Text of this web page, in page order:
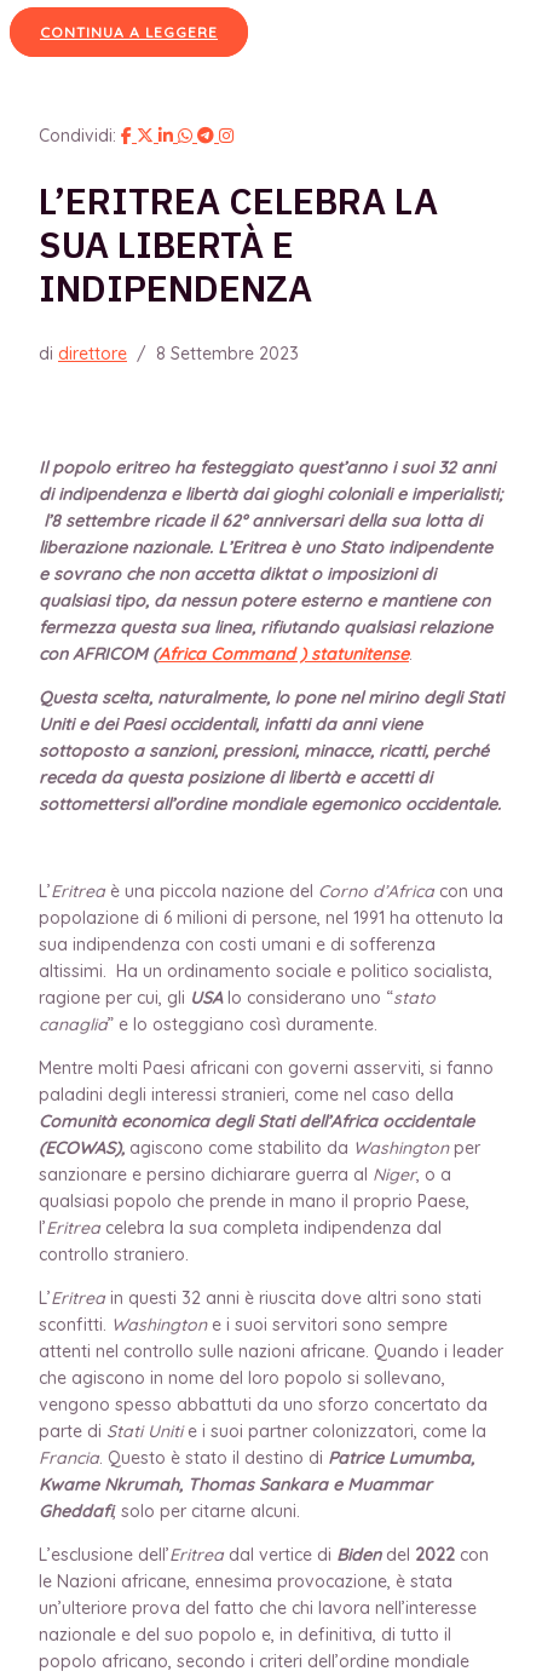
CONTINUA A LEGGERE
Condividi:
L’ERITREA CELEBRA LA
SUA LIBERTÀ E
INDIPENDENZA
di direttore / 8 Settembre 2023
Il popolo eritreo ha festeggiato quest’anno i suoi 32 anni
di indipendenza e libertà dai gioghi coloniali e imperialisti;
l’8 settembre ricade il 62° anniversari della sua lotta di
liberazione nazionale. L’Eritrea è uno Stato indipendente
e sovrano che non accetta diktat o imposizioni di
qualsiasi tipo, da nessun potere esterno e mantiene con
fermezza questa sua linea, rifiutando qualsiasi relazione
con AFRICOM (Africa Command ) statunitense.
Questa scelta, naturalmente, lo pone nel mirino degli Stati
Uniti e dei Paesi occidentali, infatti da anni viene
sottoposto a sanzioni, pressioni, minacce, ricatti, perché
receda da questa posizione di libertà e accetti di
sottomettersi all’ordine mondiale egemonico occidentale.
L’Eritreaè una piccola nazione del Corno d’Africacon una
popolazione di 6 milioni di persone, nel 1991 ha ottenuto la
sua indipendenza con costi umani e di sofferenza
altissimi. Ha un ordinamento sociale e politico socialista,
ragione per cui, gli USAlo considerano uno “stato
canaglia” e lo osteggiano così duramente.
Mentre molti Paesi africani con governi asserviti, si fanno
paladini degli interessi stranieri, come nel caso della
Comunità economica degli Stati dell’Africa occidentale
(ECOWAS), agiscono come stabilito da Washingtonper
sanzionare e persino dichiarare guerra al Niger, o a
qualsiasi popolo che prende in mano il proprio Paese,
l’Eritreacelebra la sua completa indipendenza dal
controllo straniero.
L’Eritreain questi 32 anni è riuscita dove altri sono stati
sconfitti. Washingtone i suoi servitori sono sempre
attenti nel controllo sulle nazioni africane. Quando i leader
che agiscono in nome del loro popolo si sollevano,
vengono spesso abbattuti da uno sforzo concertato da
parte di Stati Unitie i suoi partner colonizzatori, come la
Francia. Questo è stato il destino di Patrice Lumumba,
Kwame Nkrumah, Thomas Sankara e Muammar
Gheddafi, solo per citarne alcuni.
L’esclusione dell’Eritreadal vertice di Bidendel 2022 con
le Nazioni africane, ennesima provocazione, è stata
un’ulteriore prova del fatto che chi lavora nell’interesse
nazionale e del suo popolo e, in definitiva, di tutto il
popolo africano, secondo i criteri dell’ordine mondiale